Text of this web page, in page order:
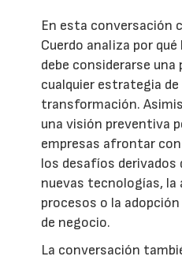
En esta conversación
Cuerdo analiza por
debe considerarse una
cualquier estrategia
transformación.
una visión preventiva
empresas afrontar
los desafíos derivados
nuevas tecnologías,
procesos o la
de negocio.
La conversación